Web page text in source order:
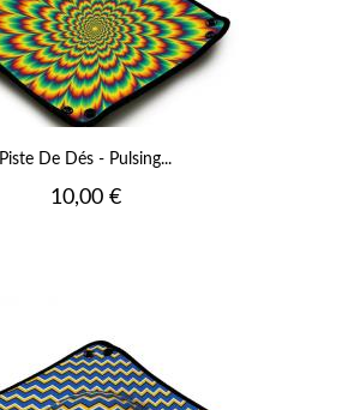
Piste De Dés - Pulsing...
Prix
10,00 €